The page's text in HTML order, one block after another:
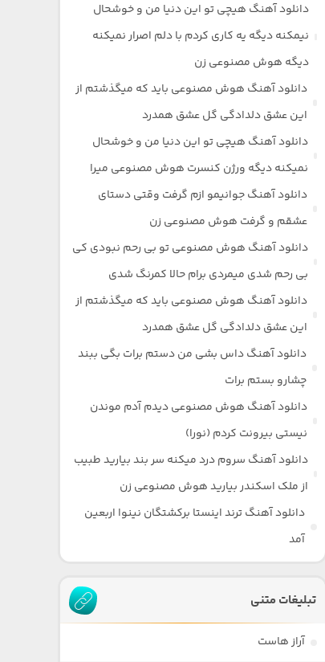
دانلود آهنگ هیچی تو این دنیا من و خوشحال
نیمکنه دیگه یه کاری کردم با دلم اصرار نمیکنه
دیگه هوش مصنوعی زن
دانلود آهنگ هوش مصنوعی باید که میگذشتم از
این عشق دلدادگی گل عشق همدرد
دانلود آهنگ هیچی تو این دنیا من و خوشحال
نمیکنه دیگه ورژن کنسرت هوش مصنوعی میرا
دانلود آهنگ جوانیمو ازم گرفت وقتی دستای
عشقم و گرفت هوش مصنوعی زن
دانلود آهنگ هوش مصنوعی تو بی رحم نبودی کی
بی رحم شدی میمردی برام حالا کمرنگ شدی
دانلود آهنگ هوش مصنوعی باید که میگذشتم از
این عشق دلدادگی گل عشق همدرد
دانلود آهنگ داس بشی من دستم برات بگی ببند
چشارو بستم برات
دانلود آهنگ هوش مصنوعی دیدم آدم موندن
نیستی بیرونت کردم (نورا)
دانلود آهنگ سروم درد میکنه سر بند بیارید طبیب
از ملک اسکندر بیارید هوش مصنوعی زن
دانلود آهنگ ترند اینستا برکشتگان نینوا اربعین
آمد
تبلیغات متنی
آراز هاست